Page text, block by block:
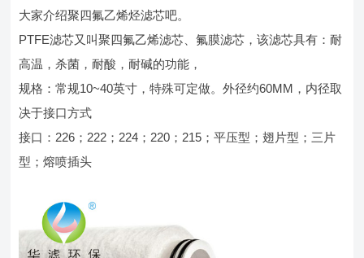
大家介绍聚四氟乙烯烃滤芯吧。
PTFE滤芯又叫聚四氟乙烯滤芯、氟膜滤芯，该滤芯具有：耐
高温，杀菌，耐酸，耐碱的功能，
规格：常规10~40英寸，特殊可定做。外径约60MM，内径取
决于接口方式
接口：226；222；224；220；215；平压型；翅片型；三片
型；熔喷插头